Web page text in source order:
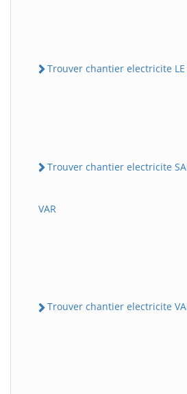
Trouver chantier electricite LE
Trouver chantier electricite
VAR
Trouver chantier electricite